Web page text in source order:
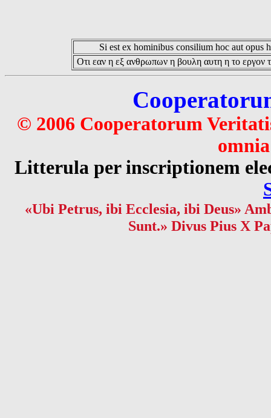
Si est ex hominibus consilium hoc aut opus
Οτι εαν η εξ ανθρωπων η βουλη αυτη η το εργον
© 2006 Cooperatorum
Litterula per inscriptionem
«Ubi Petrus, ibi Ecclesia, ibi Deus»
Sunt.» Divus Pius X